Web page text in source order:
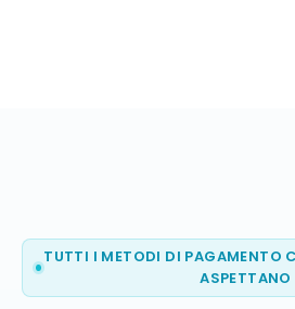
TUTTI I METODI DI PAGAMENTO
ASPETTANO